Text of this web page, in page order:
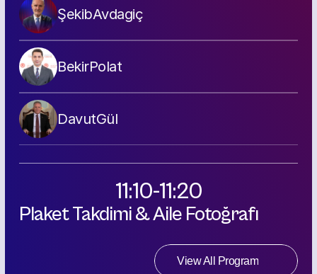
ŞekibAvdagiç
BekirPolat
DavutGül
11:10-11:20
Plaket Takdimi & Aile Fotoğrafı
View All Program